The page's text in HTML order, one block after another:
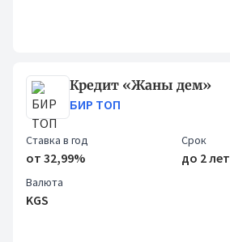
Кредит «Жаны дем»
БИР ТОП
Ставка в год
от 32,99%
Срок
до 2 лет
Валюта
KGS